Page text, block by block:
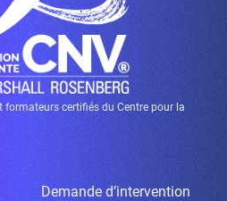
formateurs certifiés du Centre pour la
Demande d’intervention